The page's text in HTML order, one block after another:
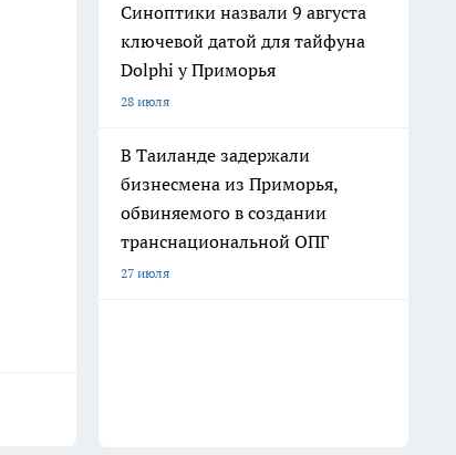
Синоптики назвали 9 августа
ключевой датой для тайфуна
Dolphi у Приморья
28 июля
В Таиланде задержали
бизнесмена из Приморья,
обвиняемого в создании
транснациональной ОПГ
27 июля